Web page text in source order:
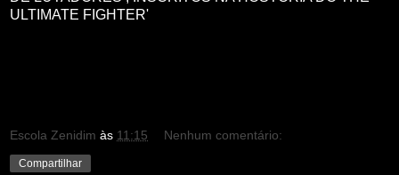
ULTIMATE FIGHTER'
Escola Zenidim às 11:15 Nenhum comentário:
Compartilhar